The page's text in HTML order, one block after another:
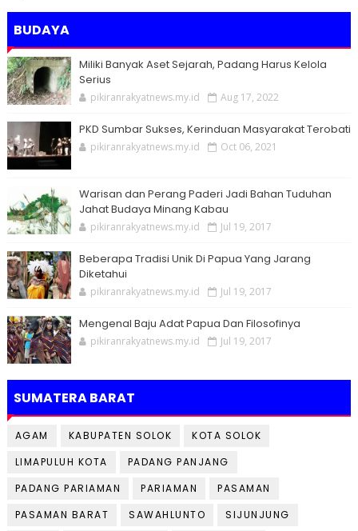
BUDAYA
Miliki Banyak Aset Sejarah, Padang Harus Kelola
Serius
pikiranrakyatnews.my.id Aug 17, 2022
PKD Sumbar Sukses, Kerinduan Masyarakat Terobati
pikiranrakyatnews.my.id Oct 06, 2021
Warisan dan Perang Paderi Jadi Bahan Tuduhan
Jahat Budaya Minang Kabau
pikiranrakyatnews.my.id Jul 19, 2017
Beberapa Tradisi Unik Di Papua Yang Jarang
Diketahui
pikiranrakyatnews.my.id Jul 19, 2017
Mengenal Baju Adat Papua Dan Filosofinya
pikiranrakyatnews.my.id Jul 19, 2017
SUMATERA BARAT
AGAM KABUPATEN SOLOK
KOTA SOLOK
LIMAPULUH KOTA
PADANG PANJANG
PADANG PARIAMAN
PARIAMAN
PASAMAN
PASAMAN BARAT
SAWAHLUNTO
SIJUNJUNG